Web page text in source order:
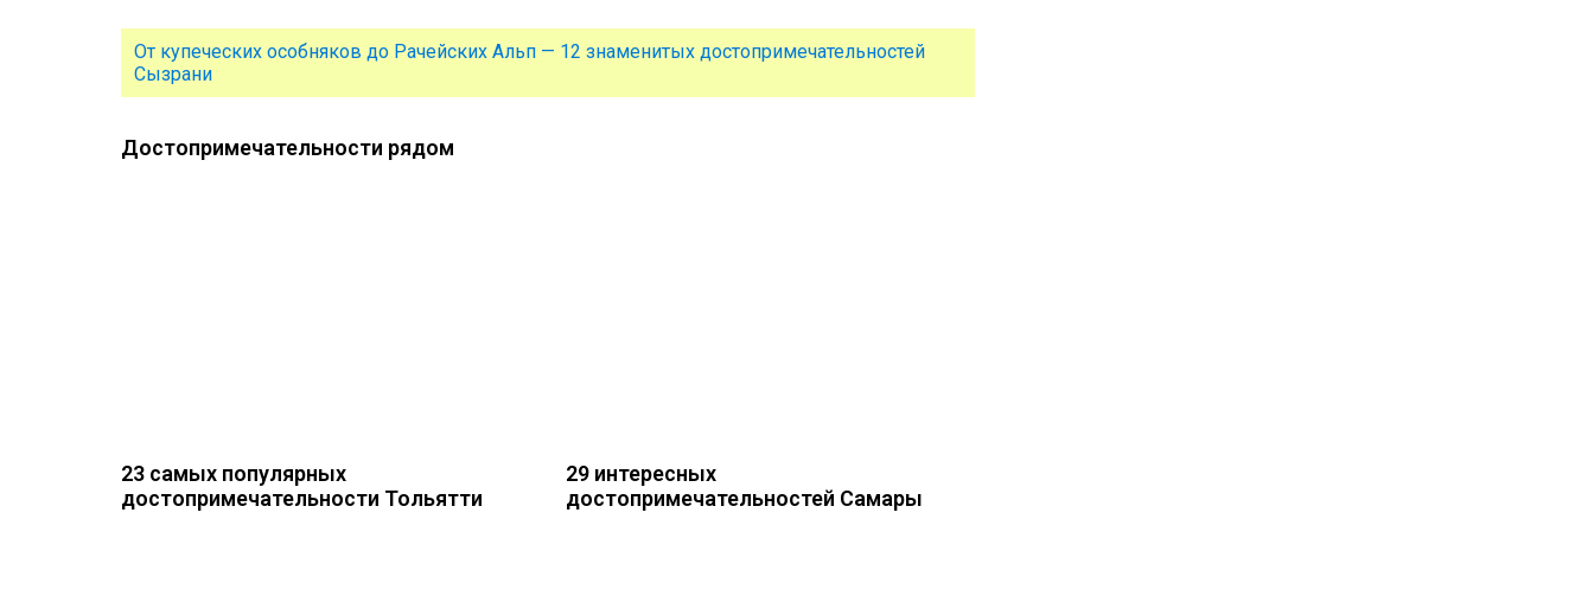
От купеческих особняков до Рачейских Альп — 12 знаменитых достопримечательностей
Сызрани
Достопримечательности рядом
23 самых популярных
достопримечательности Тольятти
29 интересных
достопримечательностей Самары